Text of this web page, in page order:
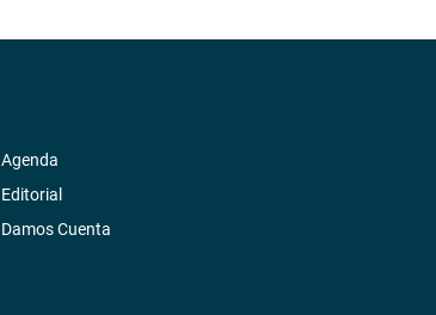
Agenda
Editorial
Damos Cuenta